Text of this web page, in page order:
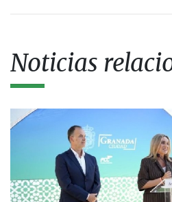
Noticias